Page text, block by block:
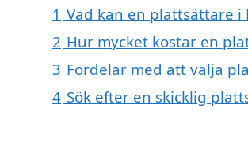
1 Vad kan en plattsättare i
2 Hur mycket kostar en
3 Fördelar med att välja
4 Sök efter en skicklig